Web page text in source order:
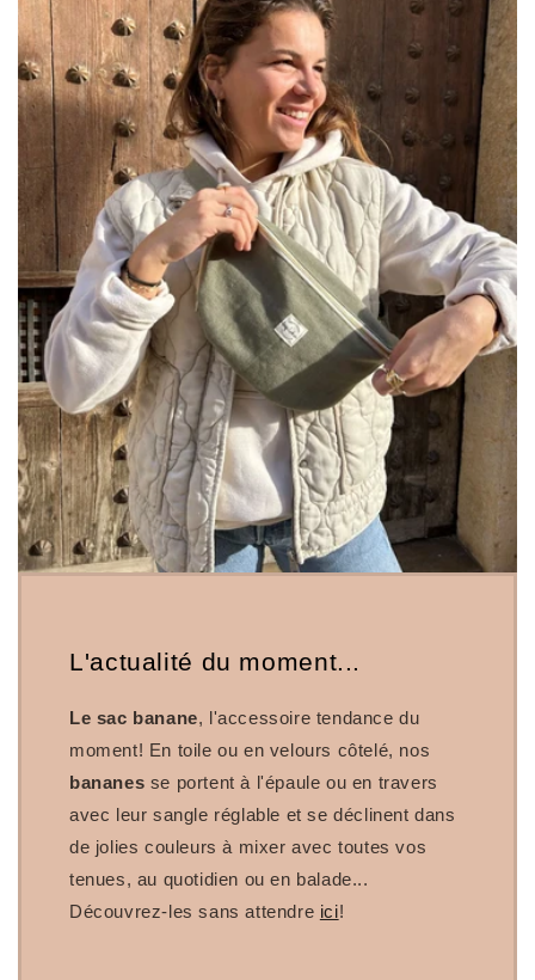
L'actualité du moment...
Le sac banane, l'accessoire tendance du
moment! En toile ou en velours côtelé, nos
bananes se portent à l'épaule ou en travers
avec leur sangle réglable et se déclinent dans
de jolies couleurs à mixer avec toutes vos
tenues, au quotidien ou en balade...
Découvrez-les sans attendre ici!